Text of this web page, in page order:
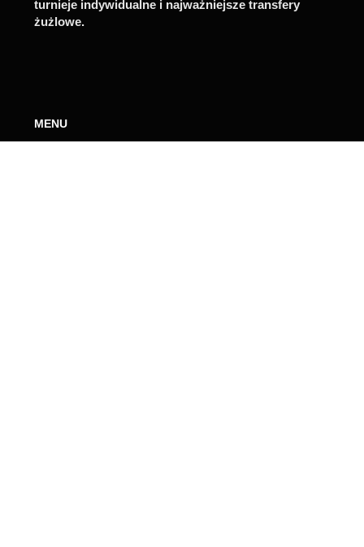
turnieje indywidualne i najważniejsze transfery
żużlowe.
MENU